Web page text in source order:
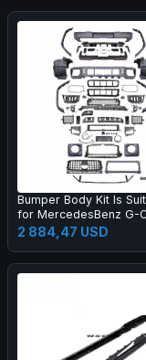
Bumper Body Kit Is
for MercedesBenz G-
W464 to W465 G63
2 884,47 USD